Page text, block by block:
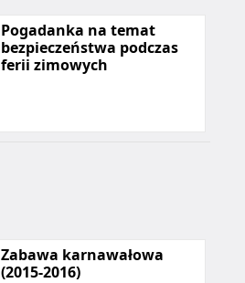
Pogadanka na temat
bezpieczeństwa podczas
ferii zimowych
Zabawa karnawałowa
(2015-2016)